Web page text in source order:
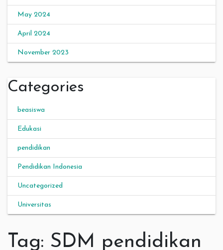
May 2024
April 2024
November 2023
Categories
beasiswa
Edukasi
pendidikan
Pendidikan Indonesia
Uncategorized
Universitas
Tag: SDM pendidikan